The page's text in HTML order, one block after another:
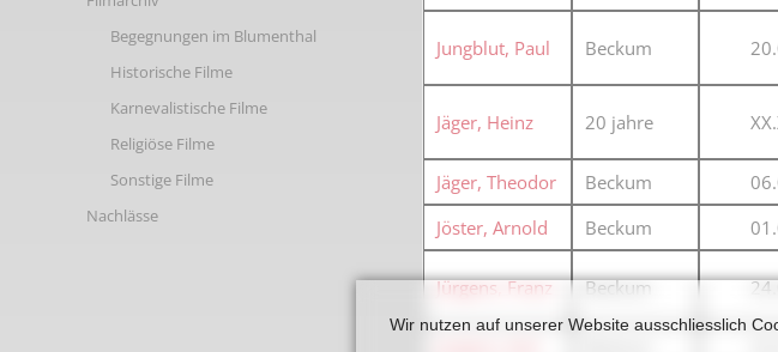
Jungblut, Paul Beckum
Jäger, Heinz 20 jahre
Jäger, Theodor Beckum
Jöster, Arnold
Beckum
Jürgens, Franz Beckum
Begegnungen im Blumenthal
Historische Filme
Karnevalistische Filme
Religiöse Filme
Sonstige Filme
Nachlässe
Wir nutzen auf unserer Website ausschliesslich